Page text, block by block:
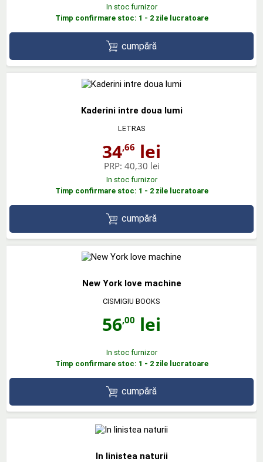
In stoc furnizor
Timp confirmare stoc: 1 - 2 zile lucratoare
cumpără
Kaderini intre doua lumi
LETRAS
34,66 lei
PRP: 40,30 lei
In stoc furnizor
Timp confirmare stoc: 1 - 2 zile lucratoare
cumpără
New York love machine
CISMIGIU BOOKS
56,00 lei
In stoc furnizor
Timp confirmare stoc: 1 - 2 zile lucratoare
cumpără
In linistea naturii